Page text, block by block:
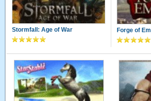
Stormfall: Age of War Forge of